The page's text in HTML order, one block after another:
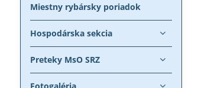
Miestny rybársky poriadok
Hospodárska sekcia
Preteky MsO SRZ